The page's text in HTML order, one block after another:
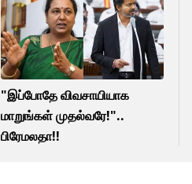
"இப்போதே விவசாயியாக
மாறுங்கள் முதல்வரே!"..
பிரேமலதா!!